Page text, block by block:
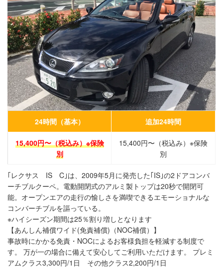
24時間（基本） 追加24時間
15,400円〜（税込み）※保険
別
15,400円〜（税込み）※保険
別
｢レクサス IS C｣は、2009年5月に発売した｢IS｣の2ドアコンバ
ーチブルクーペ。電動開閉式のアルミ製トップは20秒で開閉可
能。オープンエアの走行の愉しさを満喫できるエモーショナルな
コンバーチブルを謳っている。
※ハイシーズン期間は25％割り増しとなります
【あんしん補償ワイド(免責補償)（NOC補償）】
事故時にかかる免責・NOCによるお客様負担を軽減する制度で
す。 万が一の場合に備えて安心してご利用いただけます。 プレミ
アムクラス3,300円/1日 その他クラス2,200円/1日